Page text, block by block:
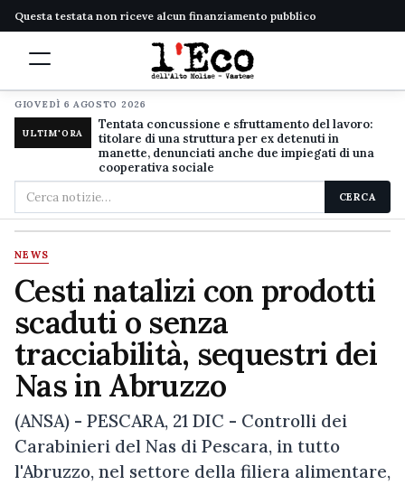
Questa testata non riceve alcun finanziamento pubblico
GIOVEDÌ 6 AGOSTO 2026
ULTIM'ORA
Tentata concussione e sfruttamento del lavoro:
titolare di una struttura per ex detenuti in
manette, denunciati anche due impiegati di una
cooperativa sociale
Cerca
nel
sito
CERCA
NEWS
Cesti natalizi con prodotti
scaduti o senza
tracciabilità, sequestri dei
Nas in Abruzzo
(ANSA) - PESCARA, 21 DIC - Controlli dei
Carabinieri del Nas di Pescara, in tutto
l'Abruzzo, nel settore della filiera alimentare,